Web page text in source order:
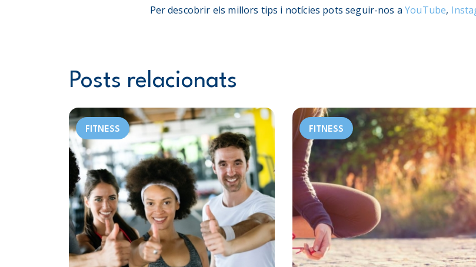
Per descobrir els millors tips i notícies pots seguir-nos aYouTube,
Posts relacionats
FITNESS FITNESS